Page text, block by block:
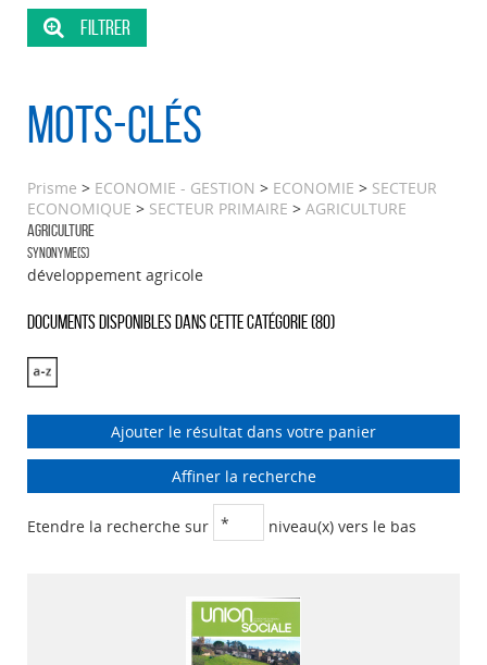
Mots-clés
Prisme > ECONOMIE - GESTION > ECONOMIE > SECTEUR
ECONOMIQUE > SECTEUR PRIMAIRE > AGRICULTURE
AGRICULTURE
Synonyme(s)
développement agricole
Documents disponibles dans cette catégorie (80)
Ajouter le résultat dans votre panier
Affiner la recherche
Etendre la recherche sur niveau(x) vers le bas